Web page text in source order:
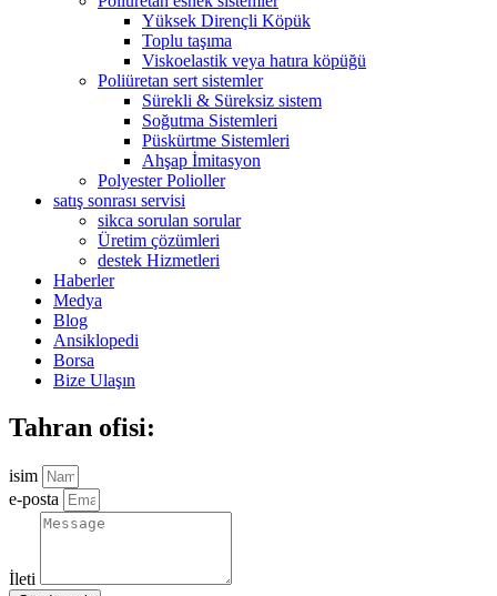
Yüksek Dirençli Köpük
Toplu taşıma
Viskoelastik veya hatıra köpüğü
Poliüretan sert sistemler
Sürekli & Süreksiz sistem
Soğutma Sistemleri
Püskürtme Sistemleri
Ahşap İmitasyon
Polyester Polioller
satış sonrası servisi
sikca sorulan sorular
Üretim çözümleri
destek Hizmetleri
Haberler
Medya
Blog
Ansiklopedi
Borsa
Bize Ulaşın
Tahran ofisi:
isim
e-posta
İleti